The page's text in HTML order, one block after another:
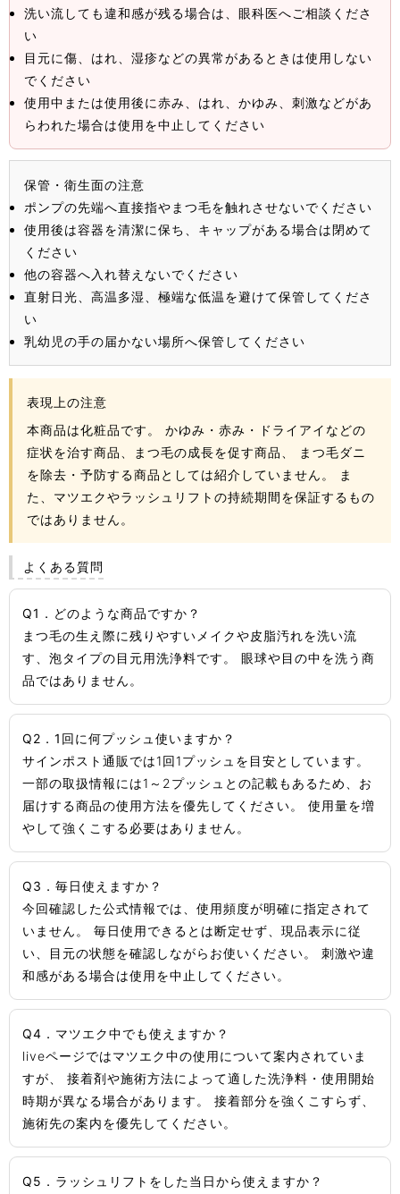
洗い流しても違和感が残る場合は、眼科医へご相談くださ
い
目元に傷、はれ、湿疹などの異常があるときは使用しない
でください
使用中または使用後に赤み、はれ、かゆみ、刺激などがあ
らわれた場合は使用を中止してください
保管・衛生面の注意
ポンプの先端へ直接指やまつ毛を触れさせないでください
使用後は容器を清潔に保ち、キャップがある場合は閉めて
ください
他の容器へ入れ替えないでください
直射日光、高温多湿、極端な低温を避けて保管してくださ
い
乳幼児の手の届かない場所へ保管してください
表現上の注意
本商品は化粧品です。 かゆみ・赤み・ドライアイなどの
症状を治す商品、まつ毛の成長を促す商品、 まつ毛ダニ
を除去・予防する商品としては紹介していません。 ま
た、マツエクやラッシュリフトの持続期間を保証するもの
ではありません。
よくある質問
Q1．どのような商品ですか？
まつ毛の生え際に残りやすいメイクや皮脂汚れを洗い流
す、泡タイプの目元用洗浄料です。 眼球や目の中を洗う商
品ではありません。
Q2．1回に何プッシュ使いますか？
サインポスト通販では1回1プッシュを目安としています。
一部の取扱情報には1～2プッシュとの記載もあるため、お
届けする商品の使用方法を優先してください。 使用量を増
やして強くこする必要はありません。
Q3．毎日使えますか？
今回確認した公式情報では、使用頻度が明確に指定されて
いません。 毎日使用できるとは断定せず、現品表示に従
い、目元の状態を確認しながらお使いください。 刺激や違
和感がある場合は使用を中止してください。
Q4．マツエク中でも使えますか？
liveページではマツエク中の使用について案内されていま
すが、 接着剤や施術方法によって適した洗浄料・使用開始
時期が異なる場合があります。 接着部分を強くこすらず、
施術先の案内を優先してください。
Q5．ラッシュリフトをした当日から使えますか？